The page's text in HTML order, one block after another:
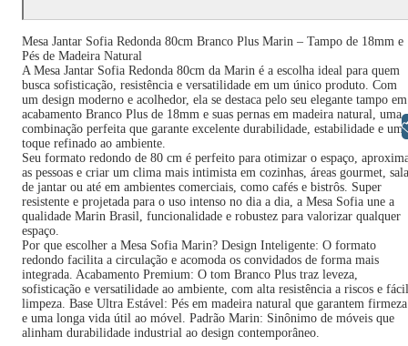
Mesa Jantar Sofia Redonda 80cm Branco Plus Marin – Tampo de 18mm e
Pés de Madeira Natural
A Mesa Jantar Sofia Redonda 80cm da Marin é a escolha ideal para quem
busca sofisticação, resistência e versatilidade em um único produto. Com
um design moderno e acolhedor, ela se destaca pelo seu elegante tampo em
acabamento Branco Plus de 18mm e suas pernas em madeira natural, uma
combinação perfeita que garante excelente durabilidade, estabilidade e um
toque refinado ao ambiente.
Seu formato redondo de 80 cm é perfeito para otimizar o espaço,
as pessoas e criar um clima mais intimista em cozinhas, áreas gourmet,
de jantar ou até em ambientes comerciais, como cafés e bistrôs. Super
resistente e projetada para o uso intenso no dia a dia, a Mesa Sofia une a
qualidade Marin Brasil, funcionalidade e robustez para valorizar qualquer
espaço.
Por que escolher a Mesa Sofia Marin? Design Inteligente: O formato
redondo facilita a circulação e acomoda os convidados de forma mais
integrada. Acabamento Premium: O tom Branco Plus traz leveza,
sofisticação e versatilidade ao ambiente, com alta resistência a riscos e fácil
limpeza. Base Ultra Estável: Pés em madeira natural que garantem firmeza
e uma longa vida útil ao móvel. Padrão Marin: Sinônimo de móveis que
alinham durabilidade industrial ao design contemporâneo.
Libras